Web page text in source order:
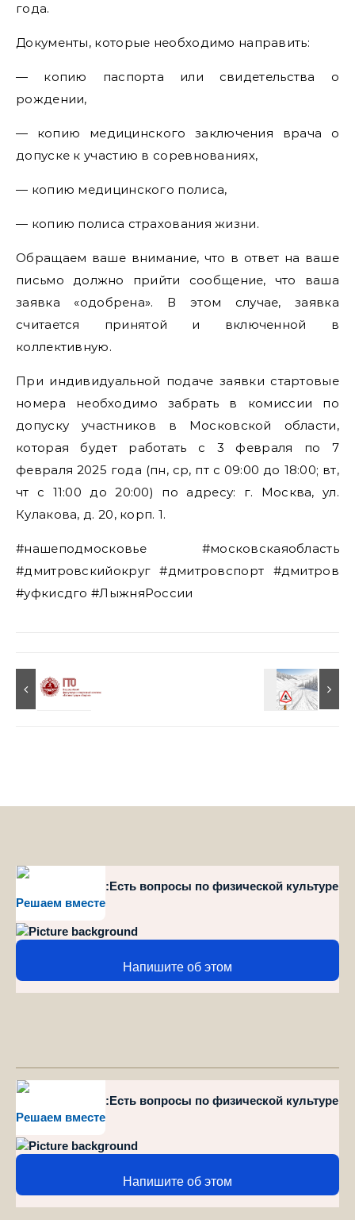
года.
Документы, которые необходимо направить:
— копию паспорта или свидетельства о
рождении,
— копию медицинского заключения врача о
допуске к участию в соревнованиях,
— копию медицинского полиса,
— копию полиса страхования жизни.
Обращаем ваше внимание, что в ответ на ваше
письмо должно прийти сообщение, что ваша
заявка «одобрена». В этом случае, заявка
считается принятой и включенной в
коллективную.
При индивидуальной подаче заявки стартовые
номера необходимо забрать в комиссии по
допуску участников в Московской области,
которая будет работать с 3 февраля по 7
февраля 2025 года (пн, ср, пт с 09:00 до 18:00; вт,
чт с 11:00 до 20:00) по адресу: г. Москва, ул.
Кулакова, д. 20, корп. 1.
#нашеподмосковье #московскаяобласть
#дмитровскийокруг #дмитровспорт #дмитров
#уфкисдго #ЛыжняРоссии
Решаем вместе
style="position":Есть вопросы по физической культуре
и спорту?
Напишите об этом
Решаем вместе
style="position":Есть вопросы по физической культуре
и спорту?
Напишите об этом